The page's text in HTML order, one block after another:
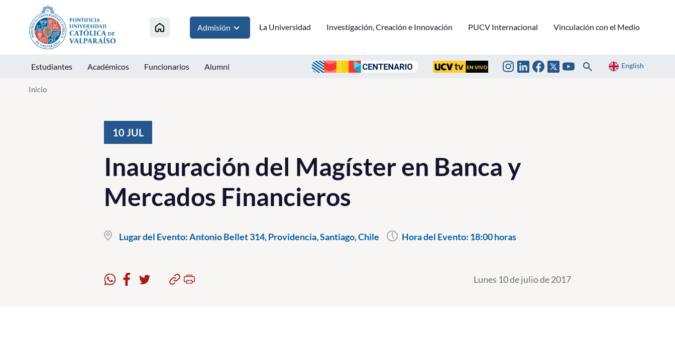
Click acá para ir directamente al contenido
Admisión La Universidad Investigación, Creación e Innovación PUCV Internacional Vinculación con el Medio
Estudiantes Académicos Funcionarios Alumni English
Inicio
10 JUL
Inauguración del Magíster en Banca y
Mercados Financieros
Lugar del Evento:Antonio Bellet 314, Providencia, Santiago, Chile Hora del Evento: 18:00 horas
Lunes 10 de julio de 2017